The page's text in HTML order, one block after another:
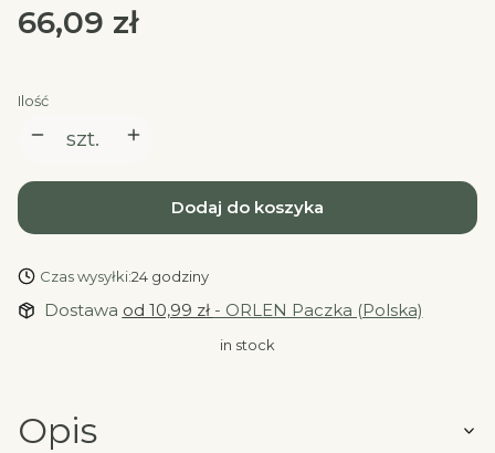
Cena
66,09 zł
Ilość
szt.
Dodaj do koszyka
Czas wysyłki:24 godziny
Dostawa od 10,99 zł - ORLEN Paczka (Polska)
in stock
Opis